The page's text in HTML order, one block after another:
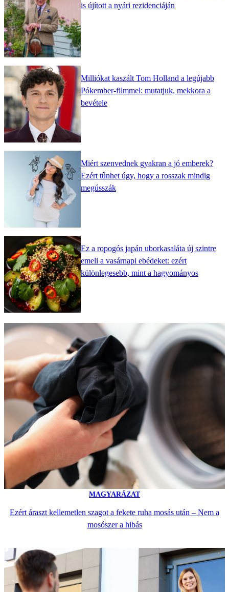
is újított a nyári rezidenciáján
Milliókat kaszált Tom Holland a legújabb
Pókember-filmmel: mutatjuk, mekkora a
bevétele
Miért szenvednek gyakran a jó emberek?
Ezért tűnhet úgy, hogy a rosszak mindig
megússzák
Ez a ropogós japán uborkasaláta új szintre
emeli a vasárnapi ebédeket: ezért
különlegesebb, mint a hagyományos
MAGYARÁZAT
Ezért áraszt kellemetlen szagot a fekete ruha mosás után – Nem a
mosószer a hibás